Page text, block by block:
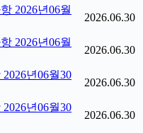
2026년06월
2026.06.30
2026년06월
2026.06.30
년06월30
2026.06.30
년06월30
2026.06.30